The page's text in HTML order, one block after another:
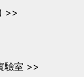
>>
驗室 >>